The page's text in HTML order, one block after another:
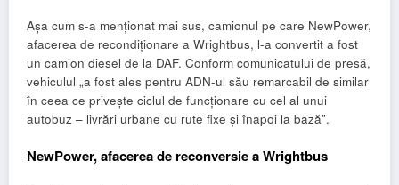
Așa cum s-a menționat mai sus, camionul pe care NewPower,
afacerea de recondiționare a Wrightbus, l-a convertit a fost
un camion diesel de la DAF. Conform comunicatului de presă,
vehiculul „a fost ales pentru ADN-ul său remarcabil de similar
în ceea ce privește ciclul de funcționare cu cel al unui
autobuz – livrări urbane cu rute fixe și înapoi la bază”.
NewPower, afacerea de reconversie a Wrightbus